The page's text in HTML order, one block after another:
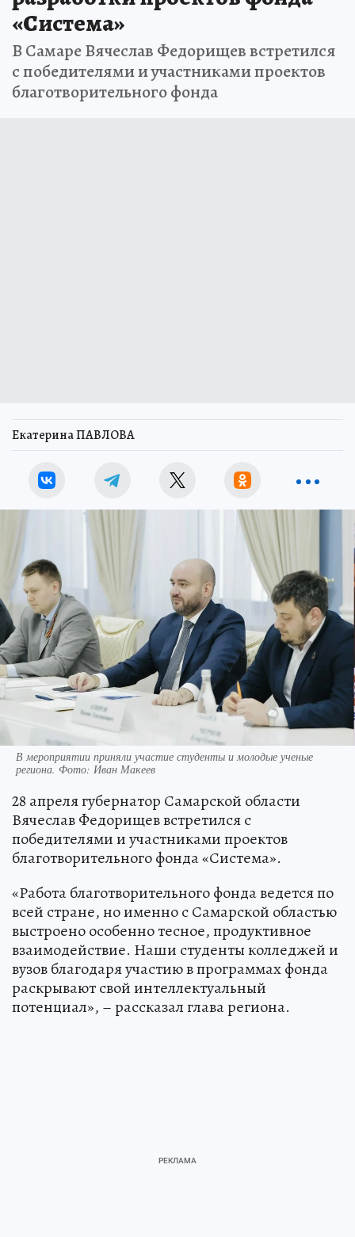
«Система»
В Самаре Вячеслав Федорищев встретился
с победителями и участниками проектов
благотворительного фонда
Екатерина ПАВЛОВА
В мероприятии приняли участие студенты и молодые ученые
региона. Фото: Иван Макеев
28 апреля губернатор Самарской области
Вячеслав Федорищев встретился с
победителями и участниками проектов
благотворительного фонда «Система».
«Работа благотворительного фонда ведется по
всей стране, но именно с Самарской областью
выстроено особенно тесное, продуктивное
взаимодействие. Наши студенты колледжей и
вузов благодаря участию в программах фонда
раскрывают свой интеллектуальный
потенциал», – рассказал глава региона.